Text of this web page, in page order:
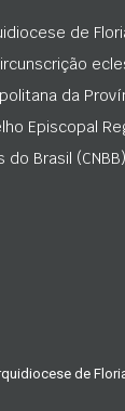
de
da
Episcopal
do Brasil
de